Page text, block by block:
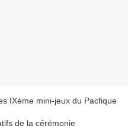
IXème mini-jeux du Pacfique
de la cérémonie